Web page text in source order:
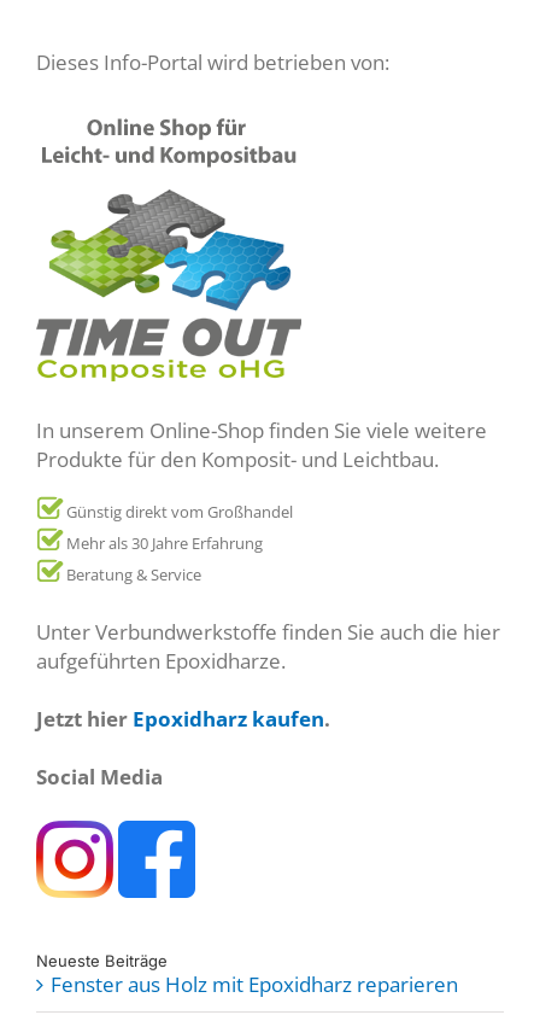
Dieses Info-Portal wird betrieben von:
In unserem Online-Shop finden Sie viele weitere
Produkte für den Komposit- und Leichtbau.
Günstig direkt vom Großhandel
Mehr als 30 Jahre Erfahrung
Beratung & Service
Unter Verbundwerkstoffe finden Sie auch die hier
aufgeführten Epoxidharze.
Jetzt hier Epoxidharz kaufen.
Social Media
Neueste Beiträge
Fenster aus Holz mit Epoxidharz reparieren